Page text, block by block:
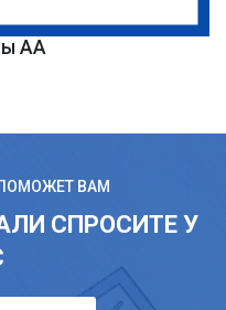
AA
ВАМ
СПРОСИТЕ У